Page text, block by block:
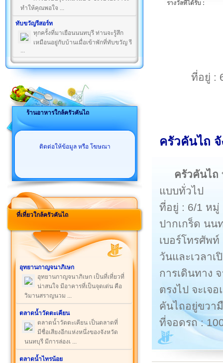
ทำให้คุณพอใจ ...
ทับขวัญรีสอร์ท
ทุกครั้งที่มาเยือนนนทบุรี ท่านจะรู้สึก
เหมือนอยู่กับบ้านเมื่อเข้าพักที่ทับขวัญ รี
...
ร้านอาหารใกล้ครัวคันไถ
ติดต่อให้ข้อมูล หรือ โฆษณา
ที่เที่ยวใกล้ครัวคันไถ
อุทยานกาญจนาภิเษก
อุทยานกาญจนาภิเษก เป็นที่เที่ยวที่
น่าสนใจ มีอาคารที่เป็นจุดเด่น คือ
วิมานสราญนวม ...
ตลาดน้ำวัดตะเคียน
ตลาดน้ำวัดตะเคียน เป็นตลาดที่
มีชื่อเสียงอีกแห่งหนึ่งของจังหวัด
นนทบุรี มีการล่องเ ...
ตลาดน้ำไทรน้อย
รางวัลที่ได้รับ :
ที่อยู่ :
ครัวคันไถ
ครัวคันไถ
แบบทั่วไป
ที่อยู่ : 6/1 หมู่
ปากเกร็ด นน
เบอร์โทรศัพท์
วันและเวลา
การเดินทาง
ตรงไป จะเจ
คันไถอยู่ขวา
ที่จอดรถ :